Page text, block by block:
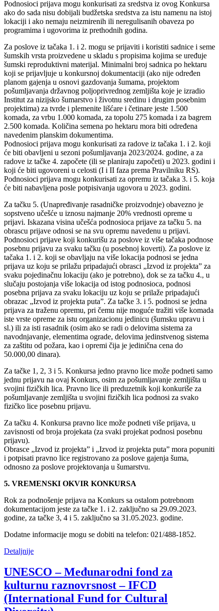
Podnosioci prijava mogu konkurisati za sredstva iz ovog Konkursa
ako do sada nisu dobijali budžetska sredstva za istu namenu na istoj
lokaciji i ako nemaju neizmirenih ili neregulisanih obaveza po
programima i ugovorima iz prethodnih godina.
Za poslove iz tačaka 1. i 2. mogu se prijaviti i koristiti sadnice i seme
šumskih vrsta proizvedene u skladu s propisima kojima se uređuje
šumski reproduktivni materijal. Minimalni broj sadnica po hektaru
koji se prijavljuje u konkursnoj dokumentaciji (ako nije određen
planom gajenja u osnovi gazdovanja šumama, projektom
pošumljavanja državnog poljoprivrednog zemljišta koje je izradio
Institut za nizijsko šumarstvo i životnu sredinu i drugim posebnim
projektima) za tvrde i plemenite lišćare i četinare jeste 1.500
komada, za vrbu 1.000 komada, za topolu 275 komada i za bagrem
2.500 komada. Količina semena po hektaru mora biti određena
navedenim planskim dokumentima.
Podnosioci prijava mogu konkurisati za radove iz tačaka 1. i 2. koji
će biti obavljeni u sezoni pošumljavanja 2023/2024. godine, a za
radove iz tačke 4. započete (ili se planiraju započeti) u 2023. godini i
koji će biti ugovoreni u celosti (I i II faza prema Pravilniku RS).
Podnosioci prijava mogu konkurisati za opremu iz tačaka 3. i 5. koja
će biti nabavljena posle potpisivanja ugovora u 2023. godini.
Za tačku 5. (Unapređivanje rasadničke proizvodnje) obavezno je
sopstveno učešće u iznosu najmanje 20% vrednosti opreme u
prijavi. Iskazana visina učešća podnosioca prijave za tačku 5. na
obrascu prijave odnosi se na svu opremu navedenu u prijavi.
Podnosioci prijave koji konkurišu za poslove iz više tačaka podnose
posebnu prijavu za svaku tačku (u posebnoj koverti). Za poslove iz
tačaka 1. i 2. koji se obavljaju na više lokacija podnosi se jedna
prijava uz koju se prilažu pripadajući obrasci „Izvod iz projekta” za
svaku pojedinačnu lokaciju (ako je potrebno), dok se za tačku 4., u
slučaju postojanja više lokacija od istog podnosioca, podnosi
posebna prijava za svaku lokaciju uz koju se prilaže pripadajući
obrazac „Izvod iz projekta puta”. Za tačke 3. i 5. podnosi se jedna
prijava za traženu opremu, pri čemu nije moguće tražiti više komada
iste vrste opreme za istu organizacionu jedinicu (šumsku upravu i
sl.) ili za isti rasadnik (osim ako se radi o delovima sistema za
navodnjavanje, elementima ograde, delovima jedinstvenog sistema
za zaštitu od požara, kao i opremi čija je jedinična cena do
50.000,00 dinara).
Za tačke 1, 2, 3 i 5. Konkursa jedno pravno lice može podneti samo
jednu prijavu na ovaj Konkurs, osim za pošumljavanje zemljišta u
svojini fizičkih lica. Pravno lice ili preduzetnik koji konkuriše za
pošumljavanje zemljišta u svojini fizičkih lica podnosi za svako
fizičko lice posebnu prijavu.
Za tačku 4. Konkursa pravno lice može podneti više prijava, u
zavisnosti od broja projekata (za svaki projekat podnosi posebnu
prijavu).
Obrasce „Izvod iz projekta” i „Izvod iz projekta puta” mora popuniti
i potpisati pravno lice registrovano za poslove gajenja šuma,
odnosno za poslove projektovanja u šumarstvu.
5. VREMENSKI OKVIR KONKURSA
Rok za podnošenje prijava na Konkurs sa ostalom potrebnom
dokumentacijom jeste za tačke 1. i 2. zaključno sa 29.09.2023.
godine, za tačke 3, 4 i 5. zaključno sa 31.05.2023. godine.
Dodatne informacije mogu se dobiti na telefon: 021/488-1852.
Detaljnije
UNESCO – Međunarodni fond za
kulturnu raznovrsnost – IFCD
(International Fund for Cultural